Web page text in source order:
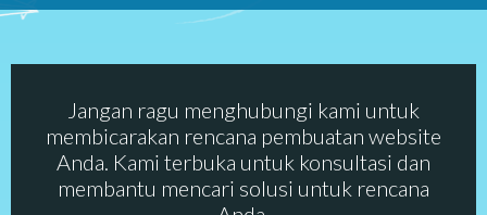
Jangan ragu menghubungi kami untuk
membicarakan rencana pembuatan website
Anda. Kami terbuka untuk konsultasi dan
membantu mencari solusi untuk rencana